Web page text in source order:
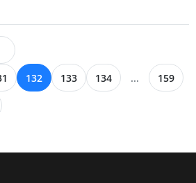
132 133 134 ... 159